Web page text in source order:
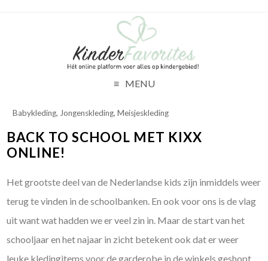
MENU
Babykleding,Jongenskleding,Meisjeskleding
BACK TO SCHOOL MET KIXX
ONLINE!
Het grootste deel van de Nederlandse kids zijn inmiddels weer
terug te vinden in de schoolbanken. En ook voor ons is de vlag
uit want wat hadden we er veel zin in. Maar de start van het
schooljaar en het najaar in zicht betekent ook dat er weer
leuke kledingitems voor de garderobe in de winkels geshopt